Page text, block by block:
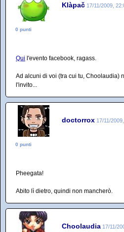
Klàpač 17/11/2009,
0 punti
Qui l'evento facebook, ragass.
Ad alcuni di voi (tra cui tu, Choolaudia)
l'invito...
doctorrox 17/11/
0 punti
Pheegata!
Abito lì dietro, quindi non mancherò.
Choolaudia 17/11/